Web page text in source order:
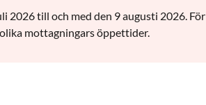
till och med den 9 augusti 2026.
mottagningars öppettider.